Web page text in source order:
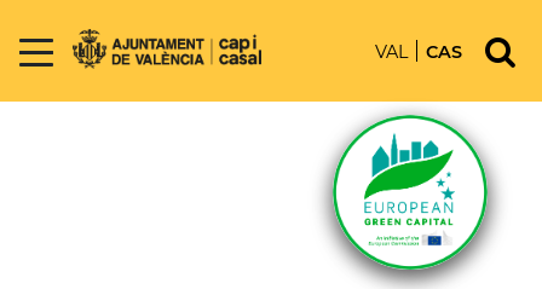
VAL CAS